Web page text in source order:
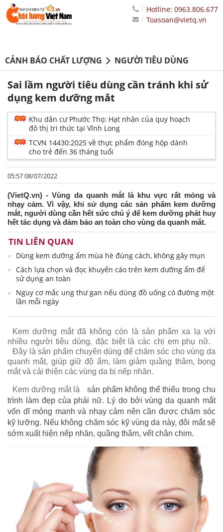
Hotline: 0963.806.677
Toasoan@vietq.vn
CẢNH BÁO CHẤT LƯỢNG NGƯỜI TIÊU DÙNG
Sai lầm người tiêu dùng cần tránh khi sử
dụng kem dưỡng mắt
Khu dân cư Phước Thọ: Hạt nhân của quy hoạch
đô thị tri thức tại Vĩnh Long
TCVN 14430:2025 về thực phẩm đóng hộp dành
cho trẻ đến 36 tháng tuổi
05:57 08/07/2022
(VietQ.vn) - Vùng da quanh mắt là khu vực rất mỏng và
nhạy cảm. Vì vậy, khi sử dụng các sản phẩm kem dưỡng
mắt, người dùng cần hết sức chú ý để kem dưỡng phát huy
hết tác dụng và đảm bảo an toàn cho vùng da quanh mắt.
TIN LIÊN QUAN
Dùng kem dưỡng ẩm mùa hè đúng cách, không gây mụn
Cách lựa chọn và đọc khuyến cáo trên kem dưỡng ẩm để
sử dụng an toàn
Nguy cơ mắc ung thư gan nếu dùng đồ uống có đường một
lần mỗi ngày
Kem dưỡng mắt đã không còn là sản phẩm xa lạ với
nhiều người tiêu dùng, đặc biệt là các chị em phụ nữ.
Đây là sản phẩm chuyên dùng để chăm sóc cho vùng da
quanh mắt, giúp giữ độ ẩm, làm giảm quầng thâm, bọng
mắt và cải thiện các vùng da bị nếp nhăn.
Kem dưỡng mắt là
sản phẩm không thể thiếu trong chu
trình làm đẹp của phái nữ. Lý do bởi vùng da quanh mắt
vốn dĩ mỏng manh và nhạy cảm nên cần được chăm sóc
kỹ lưỡng. Nếu không chăm sóc kỹ vùng da này, đôi mắt sẽ
sớm xuất hiện nếp nhăn, quầng thâm, vết chân chim.